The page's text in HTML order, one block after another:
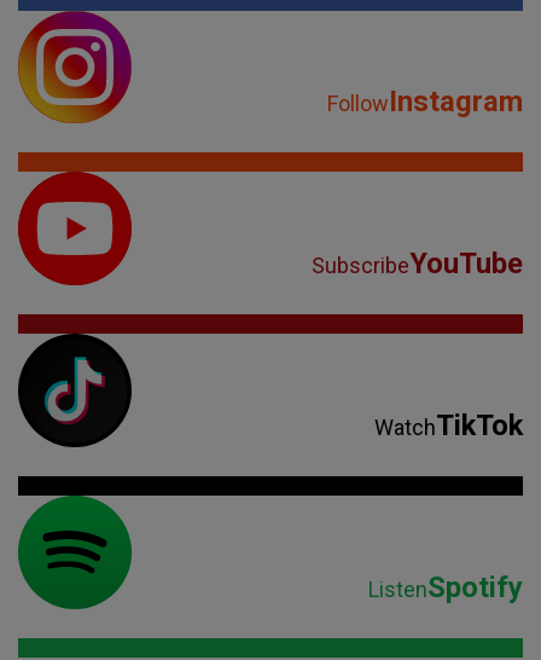
FollowInstagram
SubscribeYouTube
WatchTikTok
ListenSpotify